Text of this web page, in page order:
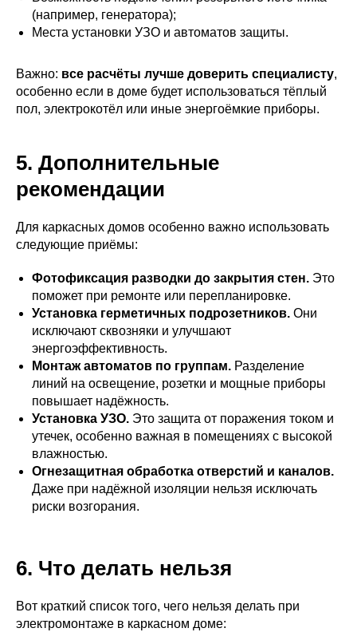
(например, генератора);
Места установки УЗО и автоматов защиты.
Важно: все расчёты лучше доверить специалисту,
особенно если в доме будет использоваться тёплый
пол, электрокотёл или иные энергоёмкие приборы.
5. Дополнительные
рекомендации
Для каркасных домов особенно важно использовать
следующие приёмы:
Фотофиксация разводки до закрытия стен. Это
поможет при ремонте или перепланировке.
Установка герметичных подрозетников. Они
исключают сквозняки и улучшают
энергоэффективность.
Монтаж автоматов по группам. Разделение
линий на освещение, розетки и мощные приборы
повышает надёжность.
Установка УЗО. Это защита от поражения током и
утечек, особенно важная в помещениях с высокой
влажностью.
Огнезащитная обработка отверстий и каналов.
Даже при надёжной изоляции нельзя исключать
риски возгорания.
6. Что делать нельзя
Вот краткий список того, чего нельзя делать при
электромонтаже в каркасном доме: